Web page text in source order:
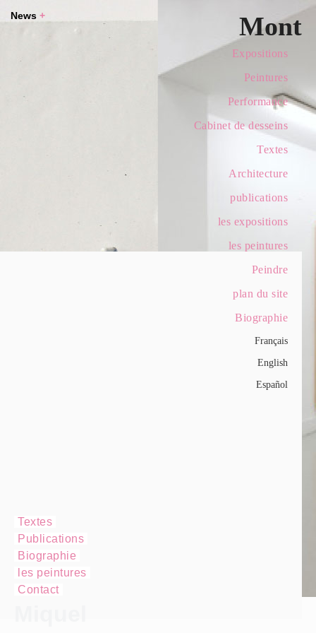
Mont
Expositions
Peintures
Performance
Cabinet de desseins
Textes
Architecture
publications
les expositions
les peintures
Peindre
plan du site
Biographie
Français
English
Español
Textes
Publications
Biographie
les peintures
Contact
News +